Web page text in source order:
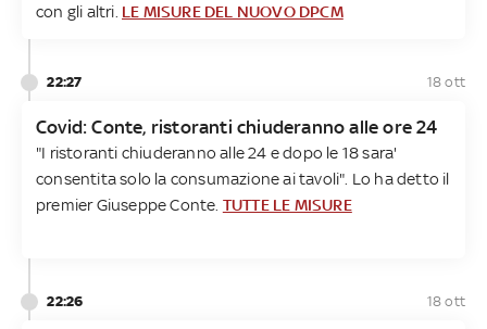
con gli altri. LE MISURE DEL NUOVO DPCM
22:27 18 ott
Covid: Conte, ristoranti chiuderanno alle ore 24
"I ristoranti chiuderanno alle 24 e dopo le 18 sara'
consentita solo la consumazione ai tavoli". Lo ha detto il
premier Giuseppe Conte. TUTTE LE MISURE
22:26 18 ott